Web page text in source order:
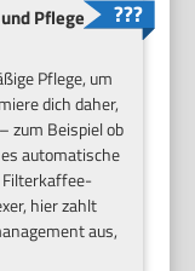
Pflege
Pflege, um
dich daher,
zum Beispiel ob
automatische
hier zahlt
aus,